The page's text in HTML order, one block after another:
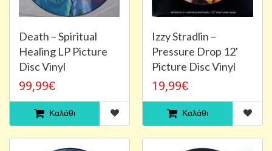
Death ‎– Spiritual
Healing LP Picture
Disc Vinyl
99,99€
Καλάθι
Izzy Stradlin ‎–
Pressure Drop 12'
Picture Disc Vinyl
19,99€
Καλάθι